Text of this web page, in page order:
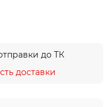
до ТК
доставки